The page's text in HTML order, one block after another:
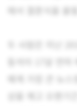
에서 결혼식을 올
두 사람은 지난
동석이 17살 연
예계 가장 큰 뉴
상을 깨고 오랜기